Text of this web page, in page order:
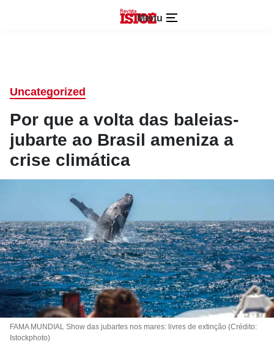
Menu
Uncategorized
Por que a volta das baleias-
jubarte ao Brasil ameniza a
crise climática
FAMA MUNDIAL Show das jubartes nos mares: livres de extinção (Crédito:
Istockphoto)